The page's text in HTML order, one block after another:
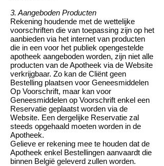
3. Aangeboden Producten
Rekening houdende met de wettelijke
voorschriften die van toepassing zijn op het
aanbieden via het internet van producten
die in een voor het publiek opengestelde
apotheek aangeboden worden, zijn niet alle
producten van de Apotheek via de Website
verkrijgbaar. Zo kan de Cliënt geen
Bestelling plaatsen voor Geneesmiddelen
Op Voorschrift, maar kan voor
Geneesmiddelen op Voorschrift enkel een
Reservatie geplaatst worden via de
Website. Een dergelijke Reservatie zal
steeds opgehaald moeten worden in de
Apotheek.
Gelieve er rekening mee te houden dat de
Apotheek enkel Bestellingen aanvaardt die
binnen België geleverd zullen worden.